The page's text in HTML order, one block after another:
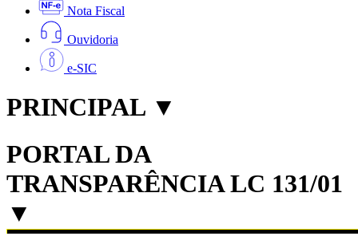
Nota Fiscal
Ouvidoria
e-SIC
PRINCIPAL ▼
PORTAL DA
TRANSPARÊNCIA LC 131/01
▼